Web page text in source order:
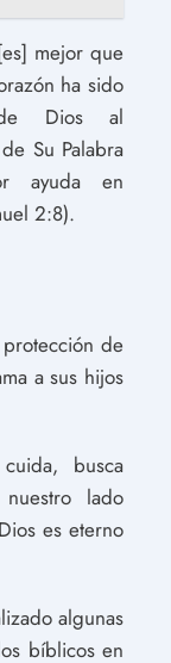
mejor que
ha sido
Dios al
Su Palabra
ayuda en
2:8).
de
a sus hijos
busca
lado
es eterno
algunas
bíblicos en